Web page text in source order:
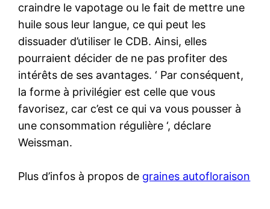
craindre le vapotage ou le fait de mettre une
huile sous leur langue, ce qui peut les
dissuader d’utiliser le CDB. Ainsi, elles
pourraient décider de ne pas profiter des
intérêts de ses avantages. ‘ Par conséquent,
la forme à privilégier est celle que vous
favorisez, car c’est ce qui va vous pousser à
une consommation régulière ‘, déclare
Weissman.
Plus d’infos à propos de graines autofloraison